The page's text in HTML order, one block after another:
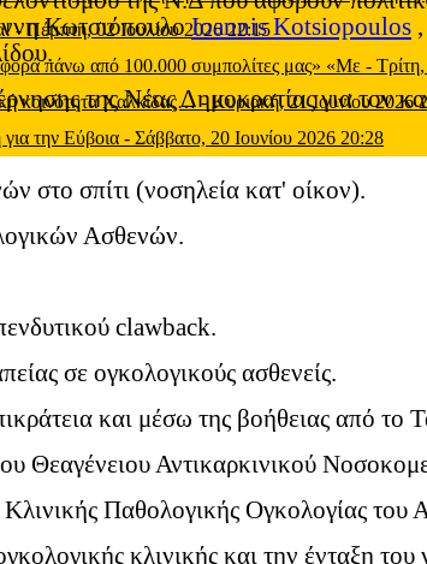
-Πέμπτη, 02 Ιουλίου 2026 22:15
πάνω από 100.000 συμπολίτες μας» «Με -
κοινότητα Χαλκίδας…-Κυριακή, 21 Ιουνίου 2026
την Εύβοια - Σάββατο, 20 Ιουνίου 2026 20:28
ΚωτσιόπουλοIoannis Kotsiopoulos
της Νέας Δημοκρατίας για τον
στο σπίτι (νοσηλεία κατ' οίκον).
Ασθενών.
clawback.
σε ογκολογικούς ασθενείς.
και μέσω της βοήθειας από το
Θεαγένειου Αντικαρκινικού
Παθολογικής Ογκολογίας
κλινικής και την ένταξη του